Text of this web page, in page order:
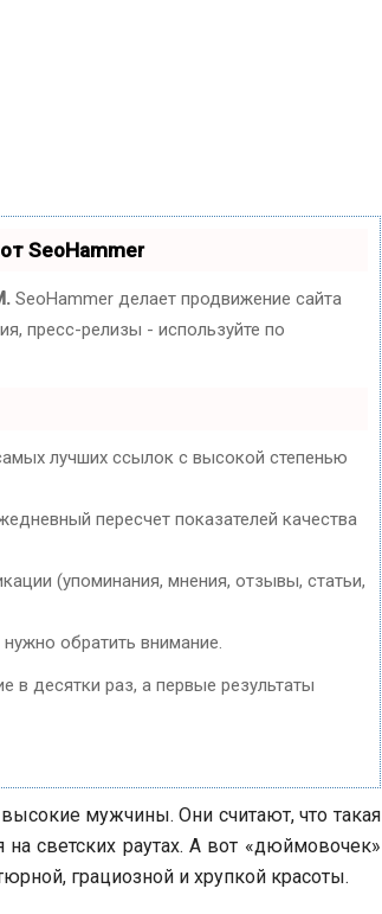
SeoHammer
SeoHammer делает продвижение сайта
пресс-релизы - используйте по
лучших ссылок с высокой степенью
пересчет показателей качества
(упоминания, мнения, отзывы, статьи,
обратить внимание.
в десятки раз, а первые результаты
мужчины. Они считают, что такая
на светских раутах. А вот «дюймовочек»
грациозной и хрупкой красоты.